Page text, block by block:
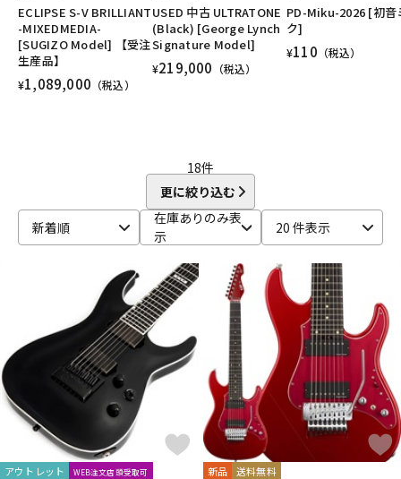
DTM オンライン納品 レコーディング機器
ECLIPSE S-V BRILLIANT
-MIXEDMEDIA-
[SUGIZO Model] 【受注
生産品】
¥1,089,000 （税込）
USED 中古 ULTRATONE
(Black) [George Lynch
Signature Model]
¥219,000 （税込）
PD-Miku-2026 [初音
ク]
¥110 （税込）
18件
更に絞り込む
新着順
在庫ありのみ表
示
20 件表示
アウトレット WEB注文店頭受取可 新品 送料無料